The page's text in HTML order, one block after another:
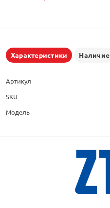
Характеристики Наличие
Артикул
SKU
Модель